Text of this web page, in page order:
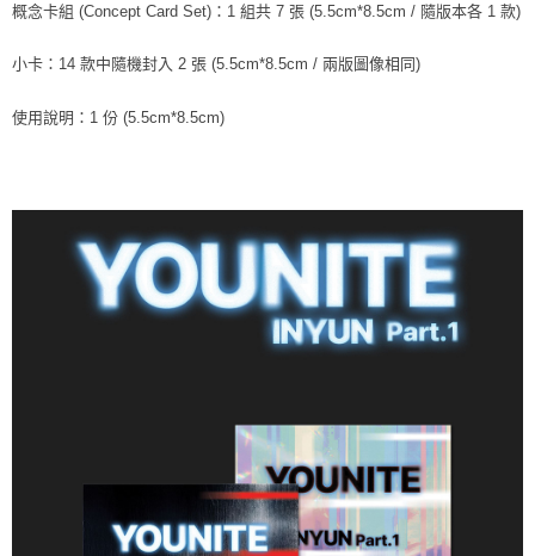
概念卡組 (Concept Card Set)：1 組共 7 張 (5.5cm*8.5cm / 隨版本各 1 款)
小卡：14 款中隨機封入 2 張 (5.5cm*8.5cm / 兩版圖像相同)
使用說明：1 份 (5.5cm*8.5cm)